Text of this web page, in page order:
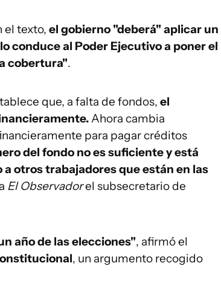
el texto, el gobierno "deberá" aplicar un
conduce al Poder Ejecutivo a poner el
cobertura".
que, a falta de fondos, el
Ahora cambia
para pagar créditos
del fondo no es suficiente y está
otros trabajadores que están en las
El Observadorel subsecretario de
año de las elecciones", afirmó el
, un argumento recogido